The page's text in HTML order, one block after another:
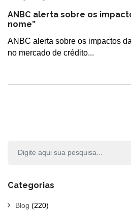
ANBC alerta sobre os
nome”
ANBC alerta sobre os impactos
no mercado de crédito...
Categorias
Blog (220)